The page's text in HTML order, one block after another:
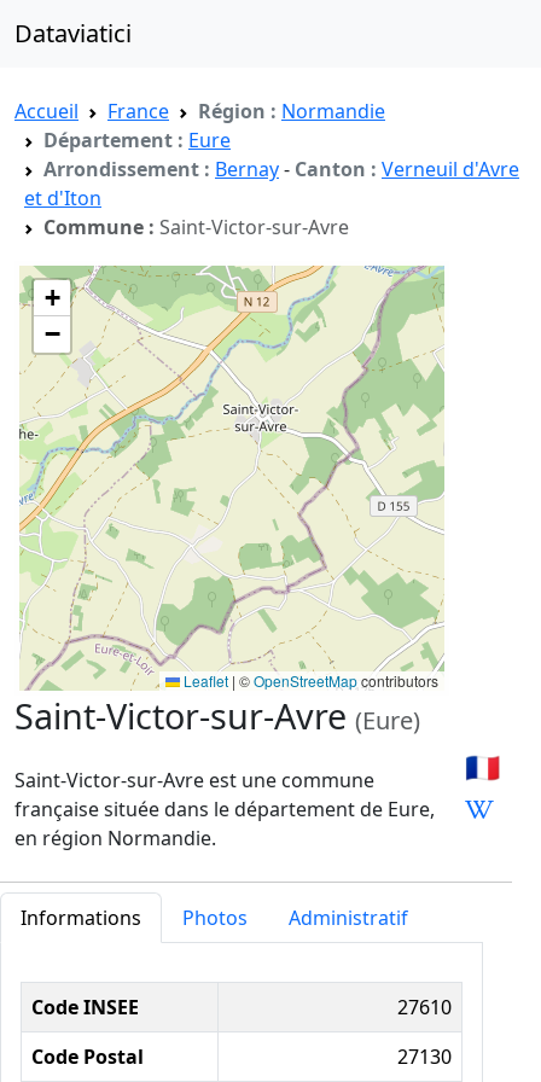
Dataviatici
Accueil France Région : Normandie
Département : Eure
Arrondissement : Bernay- Canton : Verneuil d'Avre
et d'Iton
Commune : Saint-Victor-sur-Avre
+
−
Leaflet | ©OpenStreetMapcontributors
Saint-Victor-sur-Avre (Eure)
Saint-Victor-sur-Avre est une commune
française située dans le département de Eure,
en région Normandie.
🇫🇷
Informations Photos Administratif
Informations administratives
Code INSEE
27610
Code Postal
27130